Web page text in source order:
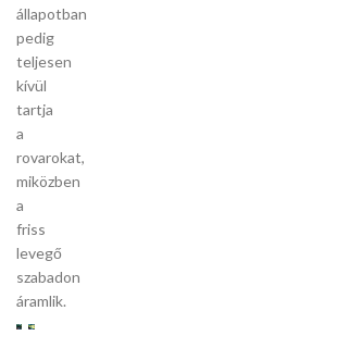
állapotban
pedig
teljesen
kívül
tartja
a
rovarokat,
miközben
a
friss
levegő
szabadon
áramlik.